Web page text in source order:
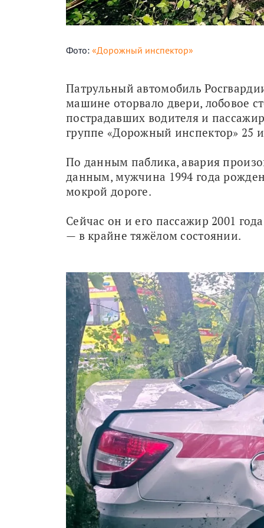
Фото: «Дорожный инспектор»
Патрульный автомобиль
машине оторвало двери, лобовое
пострадавших водителя и
группе «Дорожный инспектор» 25
По данным паблика, авария
данным, мужчина 1994 года
мокрой дороге.
Сейчас он и его пассажир 2001
— в крайне тяжёлом состоянии.